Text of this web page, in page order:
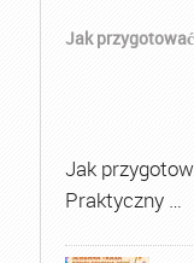
Jak
Jak
Praktyczny …